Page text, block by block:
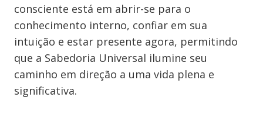
consciente está em abrir-se para o
conhecimento interno, confiar em sua
intuição e estar presente agora, permitindo
que a Sabedoria Universal ilumine seu
caminho em direção a uma vida plena e
significativa.